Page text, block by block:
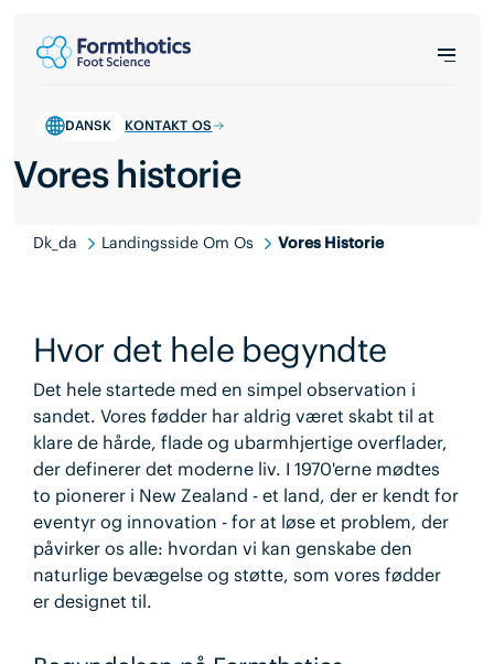
DANSK KONTAKT OS
Vores historie
Dk_da Landingsside Om Os Vores Historie
Hvor det hele begyndte
Det hele startede med en simpel observation i
sandet. Vores fødder har aldrig været skabt til at
klare de hårde, flade og ubarmhjertige overflader,
der definerer det moderne liv. I 1970'erne mødtes
to pionerer i New Zealand - et land, der er kendt for
eventyr og innovation - for at løse et problem, der
påvirker os alle: hvordan vi kan genskabe den
naturlige bevægelse og støtte, som vores fødder
er designet til.